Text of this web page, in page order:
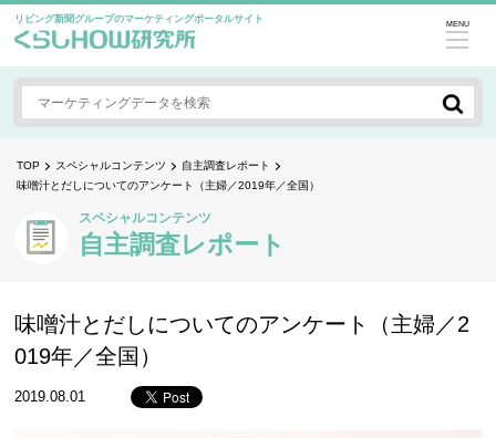
リビング新聞グループのマーケティングポータルサイト MENU
TOP スペシャルコンテンツ
自主調査レポート
味噌汁とだしについてのアンケート（主婦／2019年／全国）
スペシャルコンテンツ
自主調査レポート
味噌汁とだしについてのアンケート（主婦／2
019年／全国）
2019.08.01